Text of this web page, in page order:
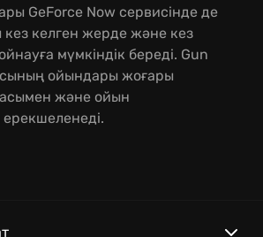
GeForce Now сервисінде де
келген жерде және кез
мүмкіндік береді. Gun
ойындары жоғары
және ойын